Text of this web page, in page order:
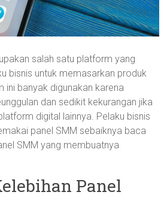
salah satu platform yang
bisnis untuk memasarkan produk
ini banyak digunakan karena
dan sedikit kekurangan jika
digital lainnya. Pelaku bisnis
panel SMM sebaiknya baca
SMM yang membuatnya
Panel